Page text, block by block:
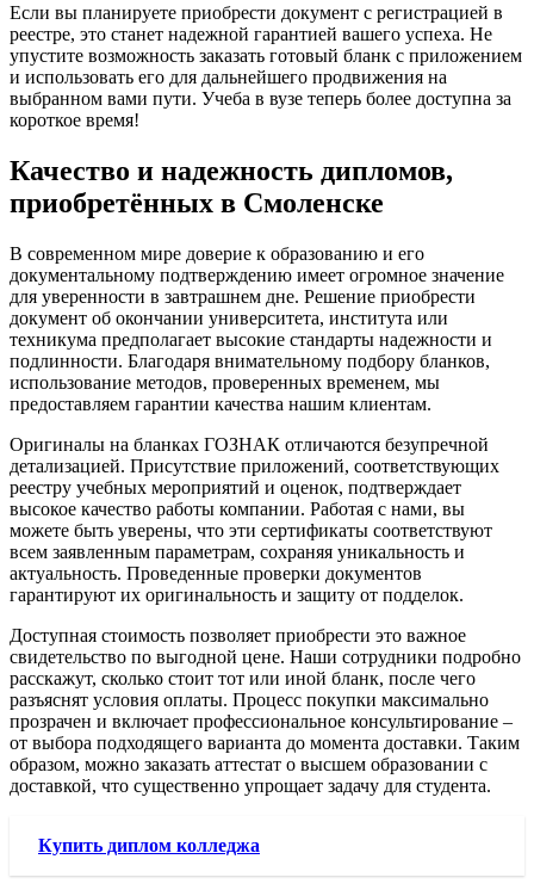
Если вы планируете приобрести документ с регистрацией в
реестре, это станет надежной гарантией вашего успеха. Не
упустите возможность заказать готовый бланк с приложением
и использовать его для дальнейшего продвижения на
выбранном вами пути. Учеба в вузе теперь более доступна за
короткое время!
Качество и надежность дипломов,
приобретённых в Смоленске
В современном мире доверие к образованию и его
документальному подтверждению имеет огромное значение
для уверенности в завтрашнем дне. Решение приобрести
документ об окончании университета, института или
техникума предполагает высокие стандарты надежности и
подлинности. Благодаря внимательному подбору бланков,
использование методов, проверенных временем, мы
предоставляем гарантии качества нашим клиентам.
Оригиналы на бланках ГОЗНАК отличаются безупречной
детализацией. Присутствие приложений, соответствующих
реестру учебных мероприятий и оценок, подтверждает
высокое качество работы компании. Работая с нами, вы
можете быть уверены, что эти сертификаты соответствуют
всем заявленным параметрам, сохраняя уникальность и
актуальность. Проведенные проверки документов
гарантируют их оригинальность и защиту от подделок.
Доступная стоимость позволяет приобрести это важное
свидетельство по выгодной цене. Наши сотрудники подробно
расскажут, сколько стоит тот или иной бланк, после чего
разъяснят условия оплаты. Процесс покупки максимально
прозрачен и включает профессиональное консультирование –
от выбора подходящего варианта до момента доставки. Таким
образом, можно заказать аттестат о высшем образовании с
доставкой, что существенно упрощает задачу для студента.
Купить диплом колледжа